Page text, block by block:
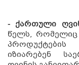
- ქართული
წელს, რომელიც
იზიარებენ